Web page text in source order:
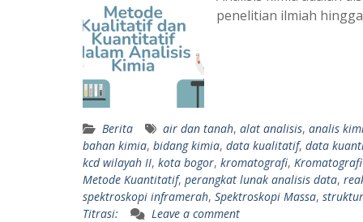
penelitian ilmiah
Berita air dan tanah, alat analisis, analis
bahan kimia, bidang kimia, data kualitatif, data
kcd wilayah II, kota bogor, kromatografi,
Metode Kuantitatif, perangkat lunak analisis data,
spektroskopi inframerah, Spektroskopi Massa,
Titrasi:
Leave a comment